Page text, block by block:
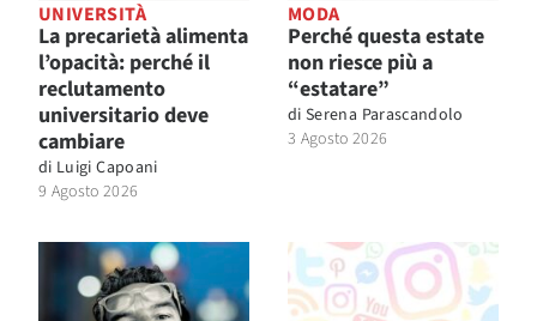
UNIVERSITÀ
La precarietà alimenta
l’opacità: perché il
reclutamento
universitario deve
cambiare
di Luigi Capoani
9 Agosto 2026
MODA
Perché questa estate
non riesce più a
“estatare”
di Serena Parascandolo
3 Agosto 2026